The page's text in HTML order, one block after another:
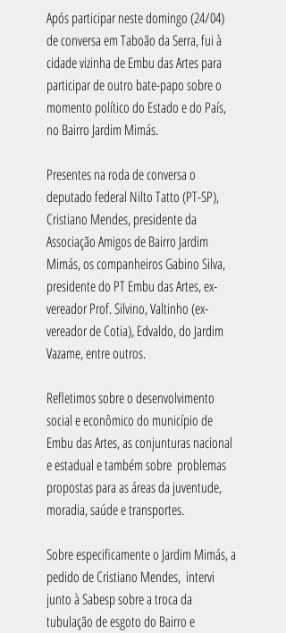
Após participar neste domingo (24/04)
de conversa em Taboão da Serra, fui à
cidade vizinha de Embu das Artes para
participar de outro bate-papo sobre o
momento político do Estado e do País,
no Bairro Jardim Mimás.
Presentes na roda de conversa o
deputado federal Nilto Tatto (PT-SP),
Cristiano Mendes, presidente da
Associação Amigos de Bairro Jardim
Mimás, os companheiros Gabino Silva,
presidente do PT Embu das Artes, ex-
vereador Prof. Silvino, Valtinho (ex-
vereador de Cotia), Edvaldo, do Jardim
Vazame, entre outros.
Refletimos sobre o desenvolvimento
social e econômico do município de
Embu das Artes, as conjunturas nacional
e estadual e também sobre  problemas
propostas para as áreas da juventude,
moradia, saúde e transportes.
Sobre especificamente o Jardim Mimás, a
pedido de Cristiano Mendes,  intervi
junto à Sabesp sobre a troca da
tubulação de esgoto do Bairro e